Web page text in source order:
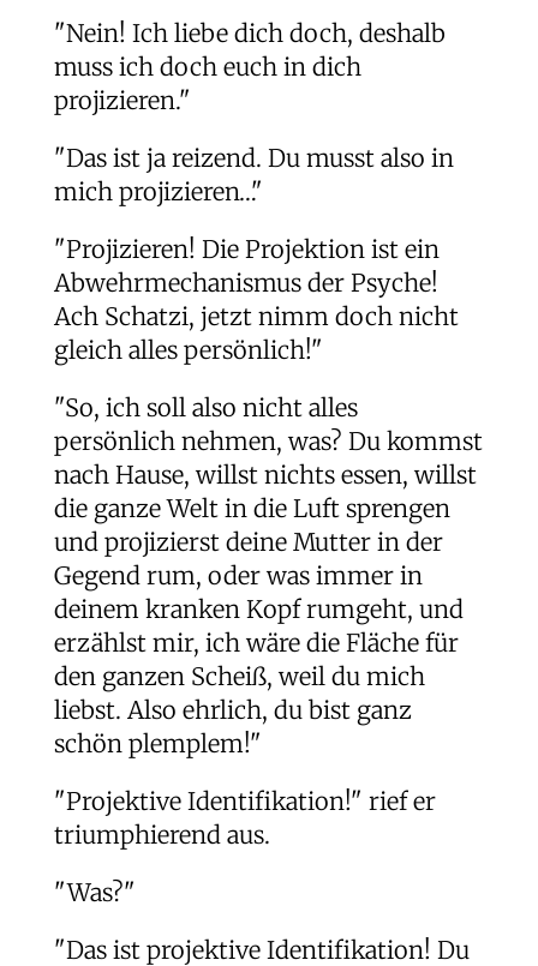
"Nein! Ich liebe dich doch, deshalb
muss ich doch euch in dich
projizieren."
"Das ist ja reizend. Du musst also in
mich projizieren…"
"Projizieren! Die Projektion ist ein
Abwehrmechanismus der Psyche!
Ach Schatzi, jetzt nimm doch nicht
gleich alles persönlich!"
"So, ich soll also nicht alles
persönlich nehmen, was? Du kommst
nach Hause, willst nichts essen, willst
die ganze Welt in die Luft sprengen
und projizierst deine Mutter in der
Gegend rum, oder was immer in
deinem kranken Kopf rumgeht, und
erzählst mir, ich wäre die Fläche für
den ganzen Scheiß, weil du mich
liebst. Also ehrlich, du bist ganz
schön plemplem!"
"Projektive Identifikation!" rief er
triumphierend aus.
"Was?"
"Das ist projektive Identifikation! Du